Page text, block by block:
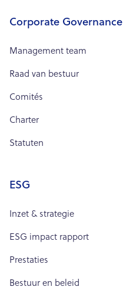
Corporate Governance
Management team
Raad van bestuur
Comités
Charter
Statuten
ESG
Inzet & strategie
ESG impact rapport
Prestaties
Bestuur en beleid